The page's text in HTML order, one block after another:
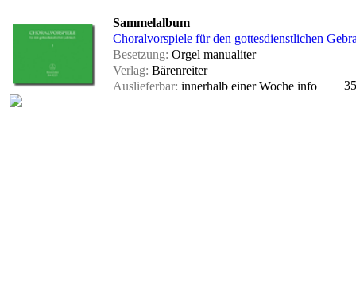
Sammelalbum
Choralvorspiele für den gottesdienstlichen
Besetzung: Orgel manualiter
Verlag: Bärenreiter
Auslieferbar: innerhalb einer Woche info